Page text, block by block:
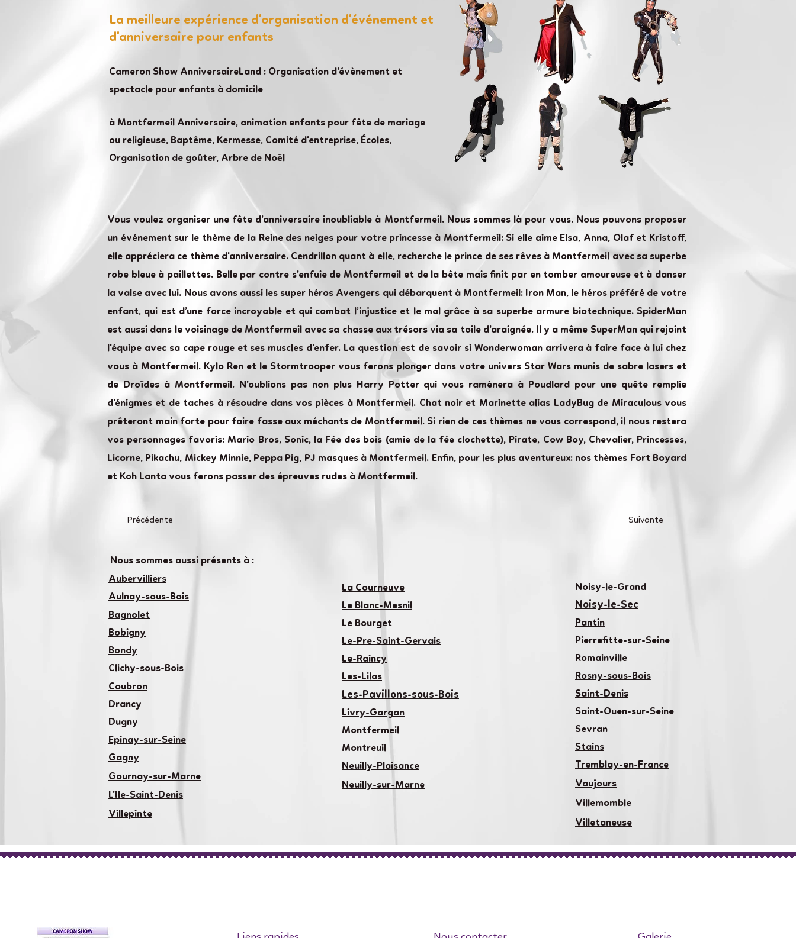
La meilleure expérience d'organisation d'événement et
d'anniversaire pour enfants
Cameron Show AnniversaireLand : Organisation d'évènement et
spectacle pour enfants à domicile
à Montfermeil Anniversaire, animation enfants pour fête de mariage
ou religieuse, Baptême, Kermesse, Comité d'entreprise, Écoles,
Organisation de goûter, Arbre de Noël
Vous voulez organiser une fête d'anniversaire inoubliable à Montfermeil. Nous sommes là pour vous. Nous pouvons proposer
un événement sur le thème de la Reine des neiges pour votre princesse à Montfermeil: Si elle aime Elsa, Anna, Olaf et Kristoff,
elle appréciera ce thème d'anniversaire. Cendrillon quant à elle, recherche le prince de ses rêves à Montfermeil avec sa superbe
robe bleue à paillettes. Belle par contre s'enfuie de Montfermeil et de la bête mais finit par en tomber amoureuse et à danser
la valse avec lui. Nous avons aussi les super héros Avengers qui débarquent à Montfermeil: Iron Man, le héros préféré de votre
enfant, qui est d’une force incroyable et qui combat l’injustice et le mal grâce à sa superbe armure biotechnique. SpiderMan
est aussi dans le voisinage de Montfermeil avec sa chasse aux trésors via sa toile d'araignée. Il y a même SuperMan qui rejoint
l'équipe avec sa cape rouge et ses muscles d'enfer. La question est de savoir si Wonderwoman arrivera à faire face à lui chez
vous à Montfermeil. Kylo Ren et le Stormtrooper vous ferons plonger dans votre univers Star Wars munis de sabre lasers et
de Droïdes à Montfermeil. N'oublions pas non plus Harry Potter qui vous ramènera à Poudlard pour une quête remplie
d’énigmes et de taches à résoudre dans vos pièces à Montfermeil. Chat noir et Marinette alias LadyBug de Miraculous vous
prêteront main forte pour faire fasse aux méchants de Montfermeil. Si rien de ces thèmes ne vous correspond, il nous restera
vos personnages favoris: Mario Bros, Sonic, la Fée des bois (amie de la fée clochette), Pirate, Cow Boy, Chevalier, Princesses,
Licorne, Pikachu, Mickey Minnie, Peppa Pig, PJ masques à Montfermeil. Enfin, pour les plus aventureux: nos thèmes Fort Boyard
et Koh Lanta vous ferons passer des épreuves rudes à Montfermeil.
Précédente Suivante
Nous sommes aussi présents à :
Aubervilliers
Aulnay-sous-Bois
Bagnolet
Bobigny
Bondy
Clichy-sous-Bois
Coubron
Drancy
Dugny
Epinay-sur-Seine
Gagny
Gournay-sur-Marne
L'Ile-Saint-Denis
Villepinte
Noisy-le-Grand
Noisy-le-Sec
Pantin
Pierrefitte-sur-Seine
Romainville
Rosny-sous-Bois
Saint-Denis
Saint-Ouen-sur-Seine
Sevran
Stains
Tremblay-en-France
Vaujours
Villemomble
Villetaneuse
La Courneuve
Le Blanc-Mesnil
Le Bourget
Le-Pre-Saint-Gervais
Le-Raincy
Les-Lilas
Les-Pavillons-sous-Bois
Livry-Gargan
Montfermeil
Montreuil
Neuilly-Plaisance
Neuilly-sur-Marne